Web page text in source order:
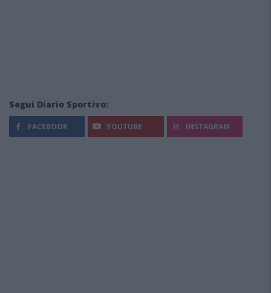
Segui Diario Sportivo:
FACEBOOK YOUTUBE INSTAGRAM